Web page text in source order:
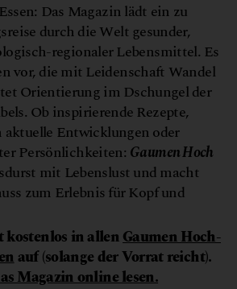
Das Magazin lädt ein zu
durch die Welt gesunder,
regionaler Lebensmittel. Es
vor, die mit Leidenschaft Wandel
Orientierung im Dschungel der
Ob inspirierende Rezepte,
Entwicklungen oder
Persönlichkeiten: Gaumen Hoch
mit Lebenslust und macht
zum Erlebnis für Kopf und
kostenlos in allenGaumen Hoch-
auf(solange der Vorrat reicht).
Magazin online lesen.